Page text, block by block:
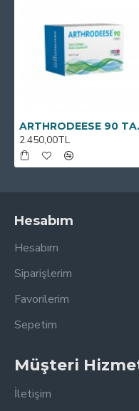
2.450,00TL
Hesabım
Hesabım
Siparişlerim
Favorilerim
Sepetim
Müşteri
İletişim